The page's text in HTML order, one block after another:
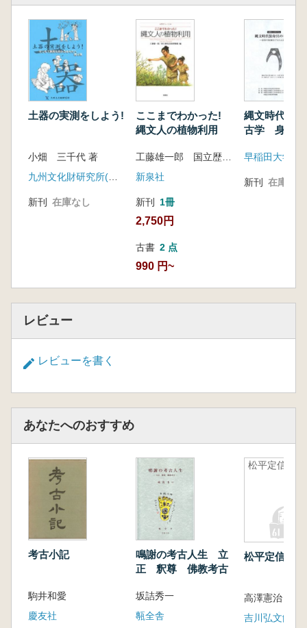
谷遺跡研究会での出会い
蕨 俊夫 遺跡がつなぐ感謝の出会い-自分
史と重ねながら考えたこと-
蕨 由美 「考古学」に学ぶ近世石造物の研
究-北総の子安像塔について-
第2部 小室山の守り人
鈴木正博さん著作目録
関東地方に於ける縄紋式「土器製塩」と物流関
係(昭和52年度総会,1977)
加曽利B式に於ける微隆帯文土器について(昭和
53年度総会,1978)
縄紋式貝塚系列に於ける階層的網状組織に就い
て(『常総台地』第11号にて発表,1979)
関東地方に於ける縄紋式後晩期の研究(3)-加曽
利B式の変遷とその系統-(第46回総会,1980)
安行2式に観る南奥的構造変容と安行3前葉型式
の成立(第48回総会,1982)
園生貝塚の研究-「石器時代における海岸集落
の社会構成」序説-(第60回総会,1994)
「縄紋学」から観た「本ノ木問題」-山内清男
会構成-「考古情報学」から観た先史集落とし
「寺尾式」から観た関東隆線文土器の秩序-(第
63回総会,1997)
縄紋式草創期「寺尾式土器」の再吟味-隆線文
土器の記憶と「古文様帯」研究の着地点-(第64
回総会,1998)
北関東弥生式後期「二軒屋式」の研究-「二軒
屋式」制定60年の清算と「土器型式」研究の再
「宮ノ台式」成立基盤の再吟味-北方文化論的
視点から観た「宮ノ台式」在地化基盤と進行濃
土器の実測をしよう!
小畑 三千代 著
九州文化財研究所(雄山閣)
新刊 在庫なし
ここまでわかった!
縄文人の植物利用
工藤雄一郎 国立歴史民俗博物館 編
新泉社
新刊 1冊
2,750円
古書 2 点
990 円~
縄文時代装
古学 身体の
稿集
新刊 在庫なし
レビュー
レビューを書く
あなたへのおすすめ
考古小記
駒井和愛
慶友社
鳴謝の考古人生 立
正 釈尊 佛教考古
坂詰秀一
甎全舎
松平定信
松平定信
高澤憲治
吉川弘文館